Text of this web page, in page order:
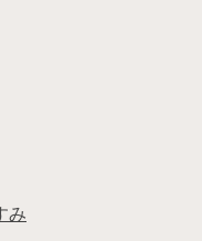
み